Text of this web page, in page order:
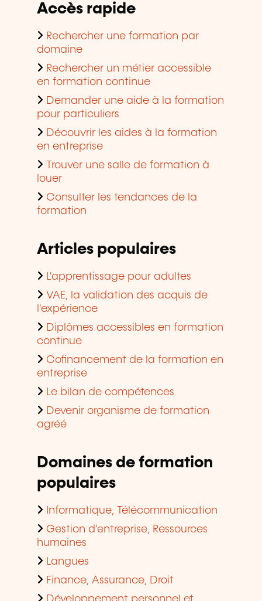
Accès rapide
Rechercher une formation par
domaine
Rechercher un métier accessible
en formation continue
Demander une aide à la formation
pour particuliers
Découvrir les aides à la formation
en entreprise
Trouver une salle de formation à
louer
Consulter les tendances de la
formation
Articles populaires
L'apprentissage pour adultes
VAE, la validation des acquis de
l'expérience
Diplômes accessibles en formation
continue
Cofinancement de la formation en
entreprise
Le bilan de compétences
Devenir organisme de formation
agréé
Domaines de formation
populaires
Informatique, Télécommunication
Gestion d'entreprise, Ressources
humaines
Langues
Finance, Assurance, Droit